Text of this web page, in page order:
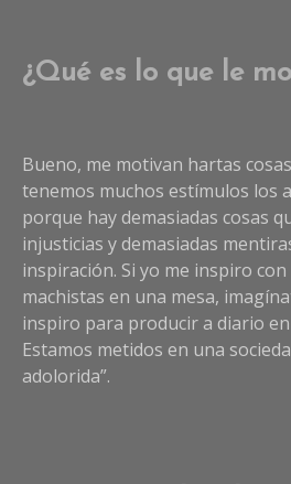
¿Qué es lo que le
Bueno, me motivan hartas
tenemos muchos estímulos los
porque hay demasiadas cosas
injusticias y demasiadas
inspiración. Si yo me inspiro
machistas en una mesa,
inspiro para producir a diario
Estamos metidos en una
adolorida”.